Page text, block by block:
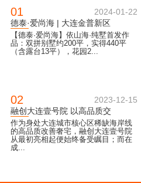
01
2024-01-22
德泰·爱尚海 | 大连金普新区
【德泰·爱尚海】依山海·纯墅首发作
品：双拼别墅约200平，实得440平
（含露台13平），花园2...
02
2023-12-15
融创大连壹号院 以高品质交
作为身处大连城市核心区稀缺海岸线
的高品质改善奢宅，融创大连壹号院
从最初亮相起便始终备受瞩目；而在
成...